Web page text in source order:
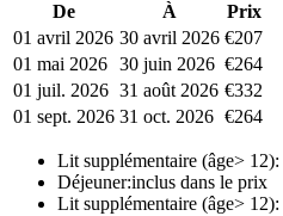
De À
Prix
01 avril 2026 30 avril 2026 €207
01 mai 2026 30 juin 2026 €264
01 juil. 2026 31 août 2026 €332
01 sept. 2026 31 oct. 2026 €264
Lit supplémentaire (âge> 12):
Déjeuner:inclus dans le prix
Lit supplémentaire (âge> 12):